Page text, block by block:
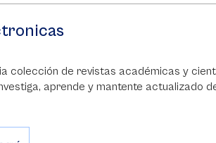
colección de revistas académicas y
aprende y mantente actualizado